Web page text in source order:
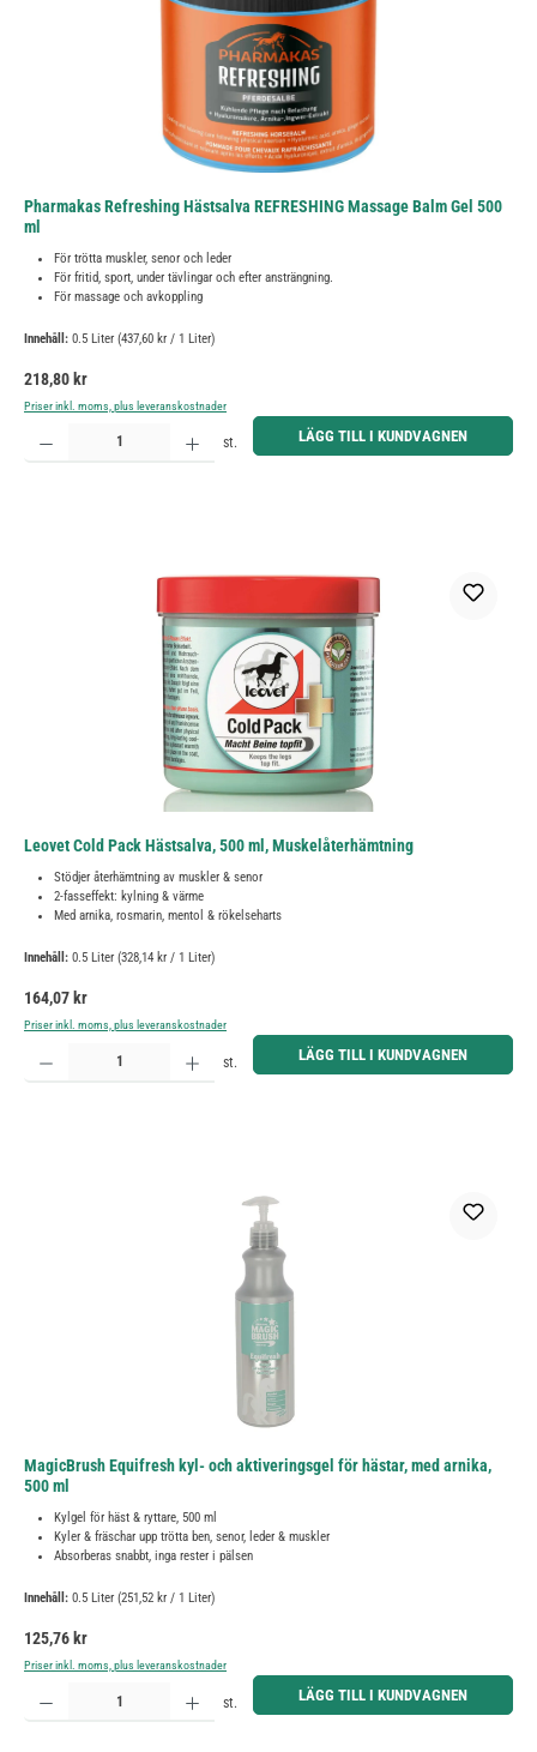
Pharmakas Refreshing Hästsalva REFRESHING Massage Balm Gel 500
ml
För trötta muskler, senor och leder
För fritid, sport, under tävlingar och efter ansträngning.
För massage och avkoppling
Innehåll: 0.5 Liter (437,60 kr / 1 Liter)
Ordinarie pris:
218,80 kr
Priser inkl. moms, plus leveranskostnader
Produktkvantitet: Ange önskat belopp eller använd knapparna för att öka eller minska kvantiteten.
st. LÄGG TILL I KUNDVAGNEN
Leovet Cold Pack Hästsalva, 500 ml, Muskelåterhämtning
Stödjer återhämtning av muskler & senor
2-fasseffekt: kylning & värme
Med arnika, rosmarin, mentol & rökelseharts
Innehåll: 0.5 Liter (328,14 kr / 1 Liter)
Ordinarie pris:
164,07 kr
Priser inkl. moms, plus leveranskostnader
Produktkvantitet: Ange önskat belopp eller använd knapparna för att öka eller minska kvantiteten.
st. LÄGG TILL I KUNDVAGNEN
MagicBrush Equifresh kyl- och aktiveringsgel för hästar, med arnika,
500 ml
Kylgel för häst & ryttare, 500 ml
Kyler & fräschar upp trötta ben, senor, leder & muskler
Absorberas snabbt, inga rester i pälsen
Innehåll: 0.5 Liter (251,52 kr / 1 Liter)
Ordinarie pris:
125,76 kr
Priser inkl. moms, plus leveranskostnader
Produktkvantitet: Ange önskat belopp eller använd knapparna för att öka eller minska kvantiteten.
st. LÄGG TILL I KUNDVAGNEN